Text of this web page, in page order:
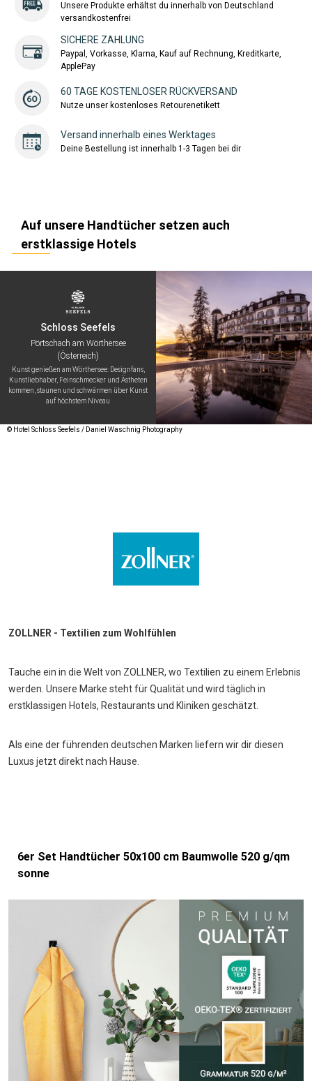
Unsere Produkte erhältst du innerhalb von Deutschland
versandkostenfrei
SICHERE ZAHLUNG
Paypal, Vorkasse, Klarna, Kauf auf Rechnung, Kreditkarte,
ApplePay
60 TAGE KOSTENLOSER RÜCKVERSAND
Nutze unser kostenloses Retourenetikett
Versand innerhalb eines Werktages
Deine Bestellung ist innerhalb 1-3 Tagen bei dir
Auf unsere Handtücher setzen auch
erstklassige Hotels
Schloss Seefels
Pörtschach am Wörthersee
(Österreich)
Kunst genießen am Wörthersee: Designfans,
Kunstliebhaber, Feinschmecker und Ästheten
kommen, staunen und schwärmen über Kunst
auf höchstem Niveau
© Hotel Schloss Seefels / Daniel Waschnig Photography
ZOLLNER - Textilien zum Wohlfühlen
Tauche ein in die Welt von ZOLLNER, wo Textilien zu einem Erlebnis
werden. Unsere Marke steht für Qualität und wird täglich in
erstklassigen Hotels, Restaurants und Kliniken geschätzt.
Als eine der führenden deutschen Marken liefern wir dir diesen
Luxus jetzt direkt nach Hause.
6er Set Handtücher 50x100 cm Baumwolle 520 g/qm
sonne